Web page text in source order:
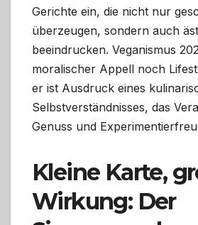
Gerichte ein, die nicht nur
überzeugen, sondern auch
beeindrucken. Veganismus
moralischer Appell noch
er ist Ausdruck eines
Selbstverständnisses, das
Genuss und
Kleine Karte,
Wirkung: Der